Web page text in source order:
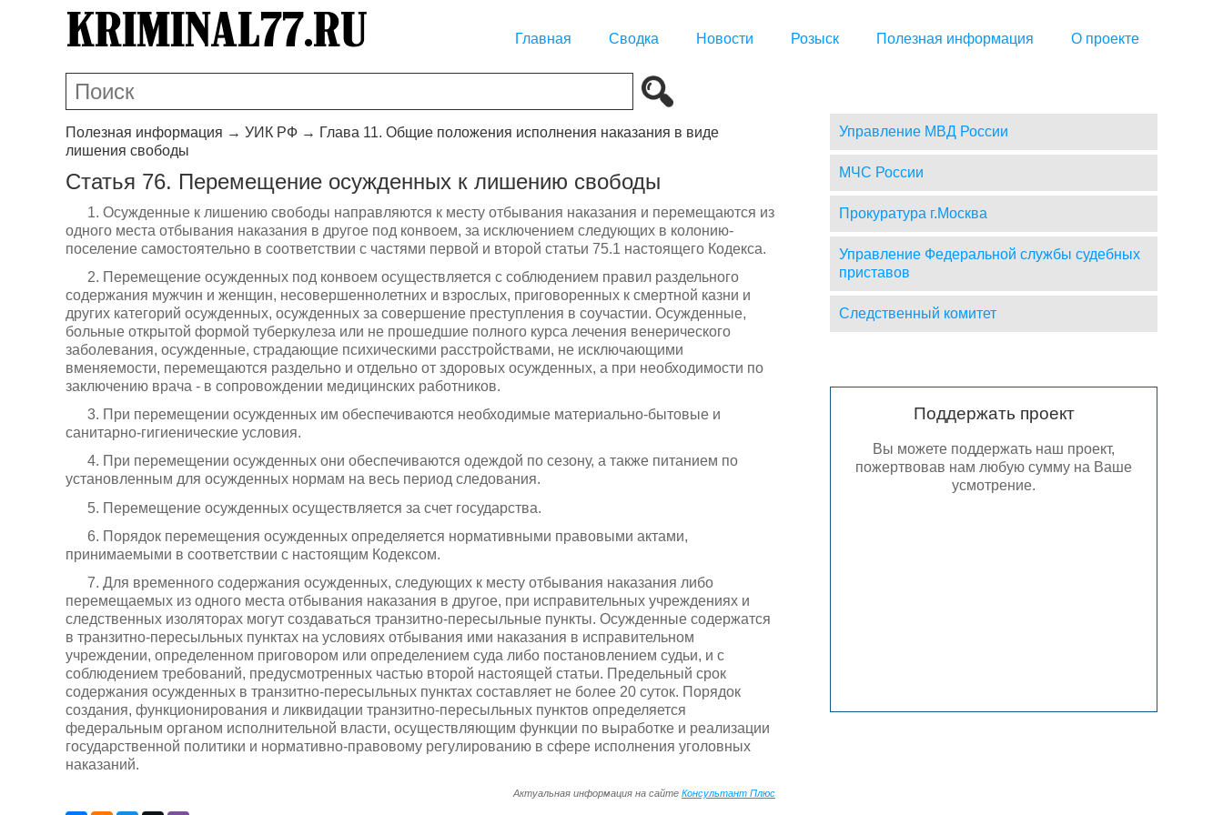
Главная Сводка Новости Розыск Полезная информация О проекте
Полезная информация → УИК РФ → Глава 11. Общие положения исполнения наказания в виде
лишения свободы
Статья 76. Перемещение осужденных к лишению свободы
1. Осужденные к лишению свободы направляются к месту отбывания наказания и перемещаются из
одного места отбывания наказания в другое под конвоем, за исключением следующих в колонию-
поселение самостоятельно в соответствии с частями первой и второй статьи 75.1 настоящего Кодекса.
2. Перемещение осужденных под конвоем осуществляется с соблюдением правил раздельного
содержания мужчин и женщин, несовершеннолетних и взрослых, приговоренных к смертной казни и
других категорий осужденных, осужденных за совершение преступления в соучастии. Осужденные,
больные открытой формой туберкулеза или не прошедшие полного курса лечения венерического
заболевания, осужденные, страдающие психическими расстройствами, не исключающими
вменяемости, перемещаются раздельно и отдельно от здоровых осужденных, а при необходимости по
заключению врача - в сопровождении медицинских работников.
3. При перемещении осужденных им обеспечиваются необходимые материально-бытовые и
санитарно-гигиенические условия.
4. При перемещении осужденных они обеспечиваются одеждой по сезону, а также питанием по
установленным для осужденных нормам на весь период следования.
5. Перемещение осужденных осуществляется за счет государства.
6. Порядок перемещения осужденных определяется нормативными правовыми актами,
принимаемыми в соответствии с настоящим Кодексом.
7. Для временного содержания осужденных, следующих к месту отбывания наказания либо
перемещаемых из одного места отбывания наказания в другое, при исправительных учреждениях и
следственных изоляторах могут создаваться транзитно-пересыльные пункты. Осужденные содержатся
в транзитно-пересыльных пунктах на условиях отбывания ими наказания в исправительном
учреждении, определенном приговором или определением суда либо постановлением судьи, и с
соблюдением требований, предусмотренных частью второй настоящей статьи. Предельный срок
содержания осужденных в транзитно-пересыльных пунктах составляет не более 20 суток. Порядок
создания, функционирования и ликвидации транзитно-пересыльных пунктов определяется
федеральным органом исполнительной власти, осуществляющим функции по выработке и реализации
государственной политики и нормативно-правовому регулированию в сфере исполнения уголовных
наказаний.
Актуальная информация на сайте Консультант Плюс
Управление МВД России
МЧС России
Прокуратура г.Москва
Управление Федеральной службы судебных
приставов
Следственный комитет
Поддержать проект
Вы можете поддержать наш проект,
пожертвовав нам любую сумму на Ваше
усмотрение.